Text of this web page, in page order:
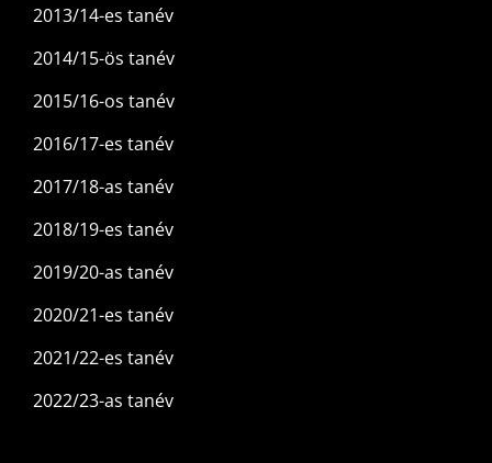
2013/14-es tanév
2014/15-ös tanév
2015/16-os tanév
2016/17-es tanév
2017/18-as tanév
2018/19-es tanév
2019/20-as tanév
2020/21-es tanév
2021/22-es tanév
2022/23-as tanév